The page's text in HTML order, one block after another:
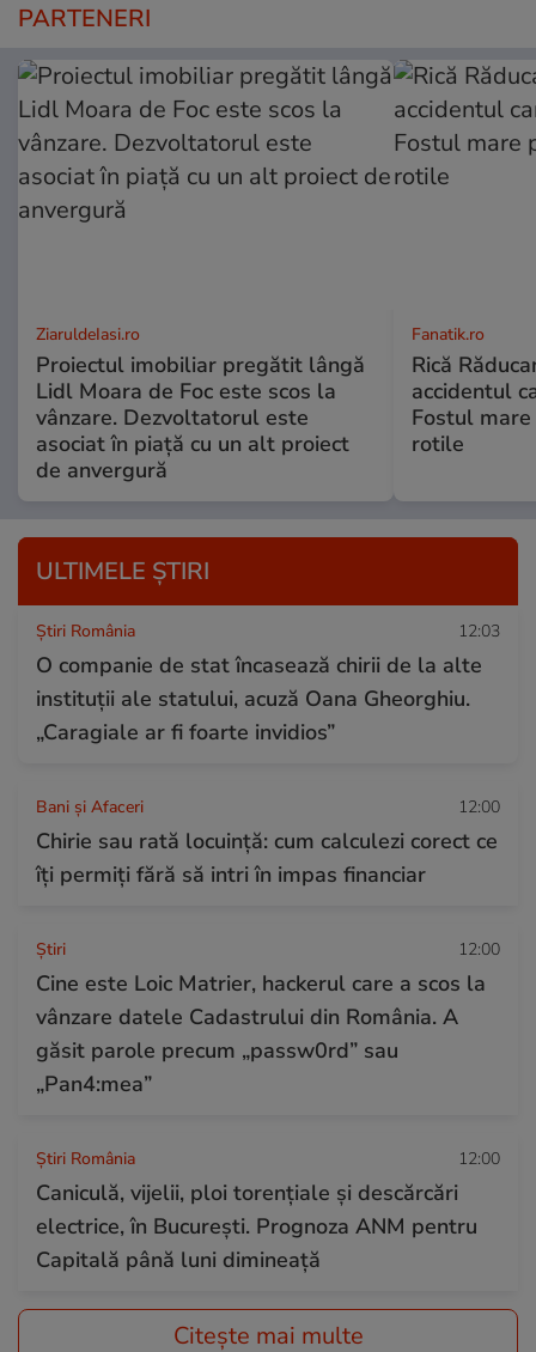
PARTENERI
ZiaruldeIasi.ro
Proiectul imobiliar pregătit lângă
Lidl Moara de Foc este scos la
vânzare. Dezvoltatorul este
asociat în piață cu un alt proiect
de anvergură
Fanatik.ro
Rică
accidentul
Fostul
rotile
ULTIMELE ȘTIRI
Știri România 12:03
O companie de stat încasează chirii de la alte
instituții ale statului, acuză Oana Gheorghiu.
„Caragiale ar fi foarte invidios”
Bani și Afaceri 12:00
Chirie sau rată locuinţă: cum calculezi corect ce
îți permiți fără să intri în impas financiar
Ştiri 12:00
Cine este Loic Matrier, hackerul care a scos la
vânzare datele Cadastrului din România. A
găsit parole precum „passw0rd” sau
„Pan4:mea”
Știri România 12:00
Caniculă, vijelii, ploi torențiale și descărcări
electrice, în București. Prognoza ANM pentru
Capitală până luni dimineață
Citește mai multe